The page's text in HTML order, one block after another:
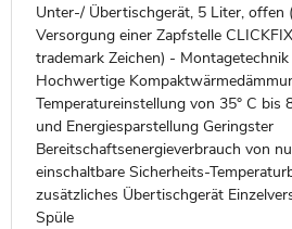
Unter-/ Übertischgerät, 5 Liter, offen
Versorgung einer Zapfstelle
trademark Zeichen) -
Hochwertige
Temperatureinstellung von 35° C bis
und Energiesparstellung Geringster
Bereitschaftsenergieverbrauch von
einschaltbare Sicherheits-
zusätzliches Übertischgerät
Spüle